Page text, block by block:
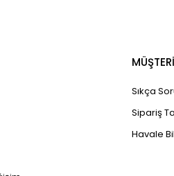
Sıkça
Sipariş
Havale